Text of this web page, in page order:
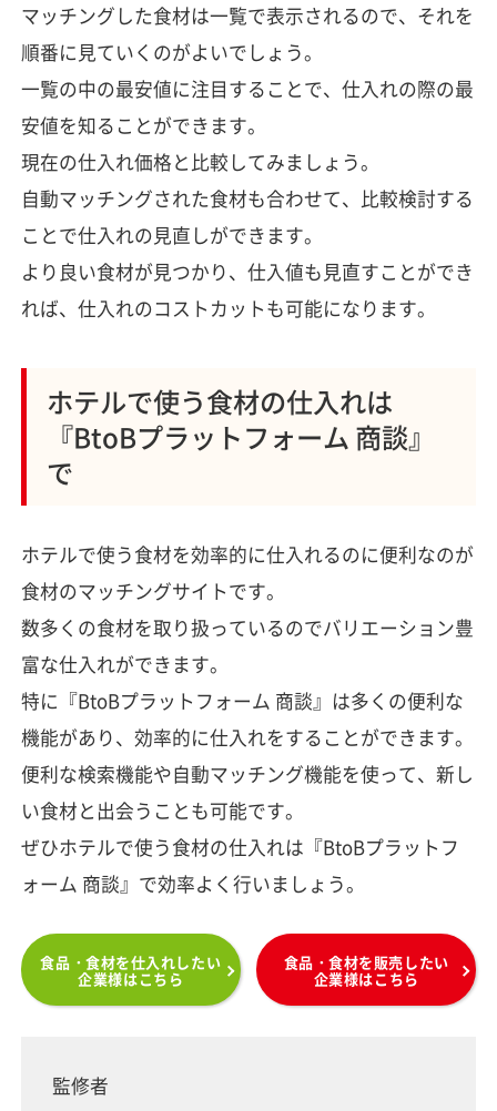
マッチングした食材は一覧で表示されるので、それを
順番に見ていくのがよいでしょう。
一覧の中の最安値に注目することで、仕入れの際の最
安値を知ることができます。
現在の仕入れ価格と比較してみましょう。
自動マッチングされた食材も合わせて、比較検討する
ことで仕入れの見直しができます。
より良い食材が見つかり、仕入値も見直すことができ
れば、仕入れのコストカットも可能になります。
ホテルで使う食材の仕入れは
『BtoBプラットフォーム 商談』
で
ホテルで使う食材を効率的に仕入れるのに便利なのが
食材のマッチングサイトです。
数多くの食材を取り扱っているのでバリエーション豊
富な仕入れができます。
特に『BtoBプラットフォーム 商談』は多くの便利な
機能があり、効率的に仕入れをすることができます。
便利な検索機能や自動マッチング機能を使って、新し
い食材と出会うことも可能です。
ぜひホテルで使う食材の仕入れは『BtoBプラットフ
ォーム 商談』で効率よく行いましょう。
食品・食材を仕入れしたい
企業様はこちら
食品・食材を販売したい
企業様はこちら
監修者